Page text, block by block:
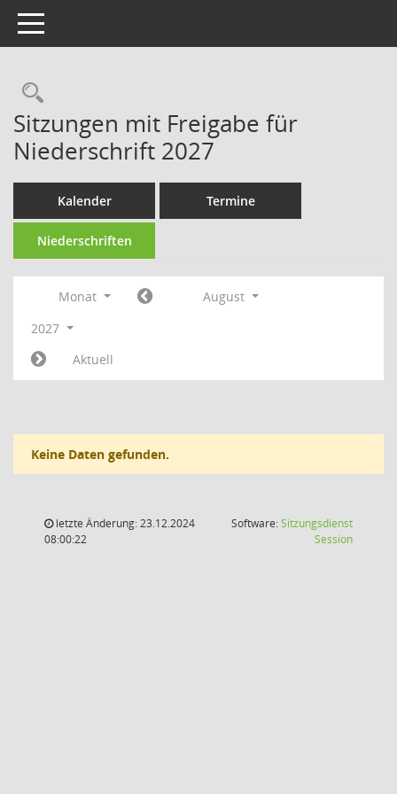
Toggle navigation
Sitzungen mit Freigabe für
Niederschrift 2027
Kalender Termine
Niederschriften
Monat
August
2027
Aktuell
Keine Daten gefunden.
letzte Änderung: 23.12.2024
08:00:22
Software:Sitzungsdienst
Session(Wird in